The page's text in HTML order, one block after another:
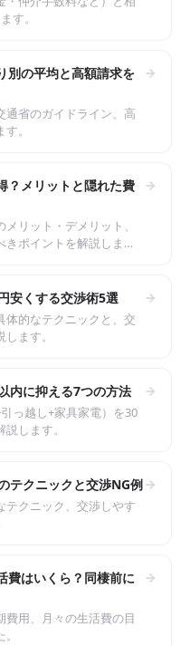
す。
別の平均と高額請求を
通省のガイドライン、高
。
？メリットと隠れた費
リット・デメリット、
ポイントを解説しま
安くする交渉術5選
体的なテクニックと、交
ます。
内に抑える7つの方法
っ越し+家具家電）を30
します。
テクニックと交渉NG例
テクニック、交渉しやす
費はいくら？同棲前に
用、月々の生活費の目